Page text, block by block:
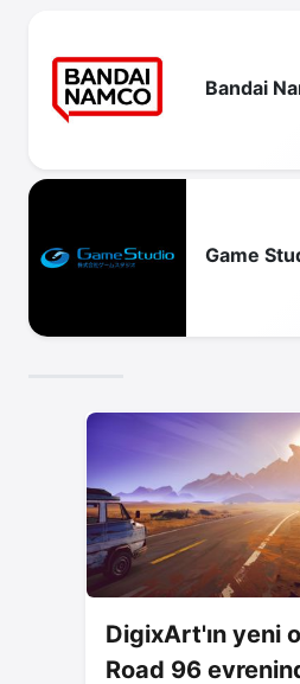
Bandai
Game
DigixArt'ın yeni
Road 96